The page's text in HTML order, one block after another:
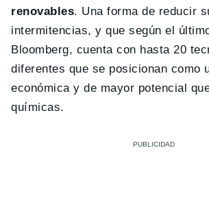
renovables. Una forma de reducir
intermitencias, y que según el
Bloomberg, cuenta con hasta 20
diferentes que se posicionan como
económica y de mayor potencial
químicas.